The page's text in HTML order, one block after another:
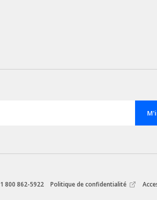
1 800 862-5922 Politique de confidentialité